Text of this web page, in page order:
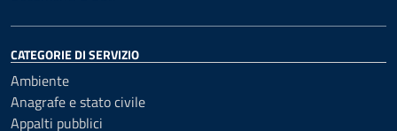
CATEGORIE DI SERVIZIO
Ambiente
Anagrafe e stato civile
Appalti pubblici